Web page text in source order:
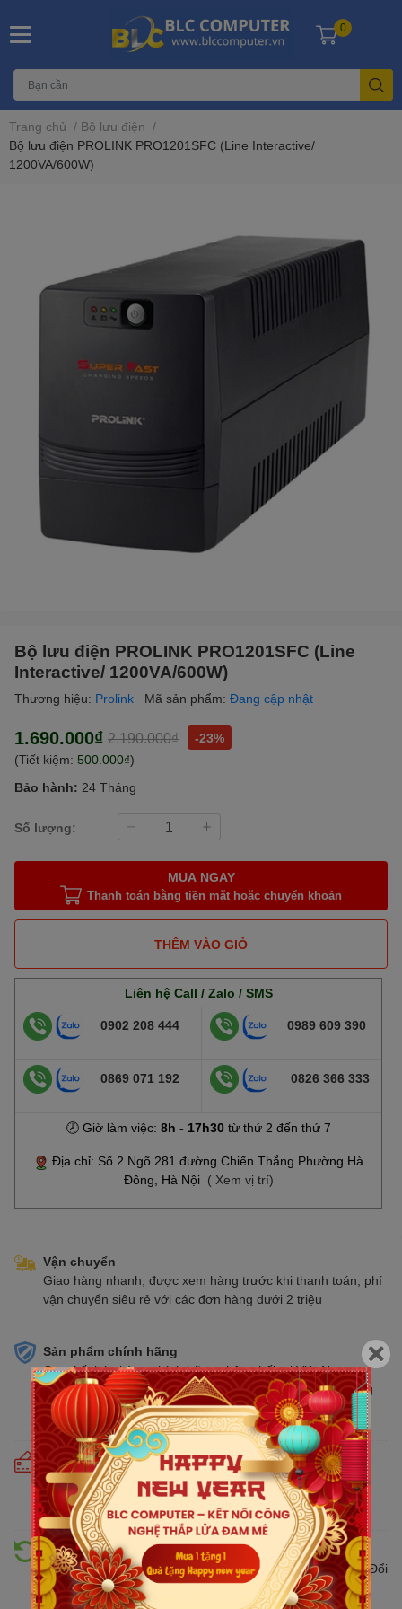
0
Trang chủ / Bộ lưu điện /
Bộ lưu điện PROLINK PRO1201SFC (Line Interactive/
1200VA/600W)
Bộ lưu điện PROLINK PRO1201SFC (Line
Interactive/ 1200VA/600W)
Thương hiệu: Prolink Mã sản phẩm: Đang cập nhật
1.690.000₫ 2.190.000₫
-23%
(Tiết kiệm: 500.000₫)
Bảo hành: 24 Tháng
Số lượng:
MUA NGAY
Thanh toán bằng tiền mặt hoặc chuyển khoản
THÊM VÀO GIỎ
Liên hệ Call / Zalo / SMS
0902 208 444 0989 609 390
0869 071 192 0826 366 333
🕗 Giờ làm việc: 8h - 17h30từ thứ 2 đến thứ 7
Địa chỉ: Số 2 Ngõ 281 đường Chiến Thắng Phường Hà
Đông, Hà Nội ( Xem vị trí)
Vận chuyển
Giao hàng nhanh, được xem hàng trước khi thanh toán, phí
vận chuyển siêu rẻ với các đơn hàng dưới 2 triệu
Sản phẩm chính hãng
Cam kết bán hàng chính hãng phân phối tại Việt Nam,
chúng tôi tự hào là đại lý chính thức của tất cả các thương
hiệu kinh doanh sản phẩm CNTT trên thị trường
Cam kết giá tốt
Giá tốt hơn từ 10% - 30% so với thị trường. Liên tục cập
nhật giá mới nhất, cạnh tranh
Hỗ trợ đổi trả
Đổi trả hàng lên đến 30 ngày nếu có lỗi do nhà sản xuất. Đổi
trả hàng không cần lý do với mức phí ưu đãi